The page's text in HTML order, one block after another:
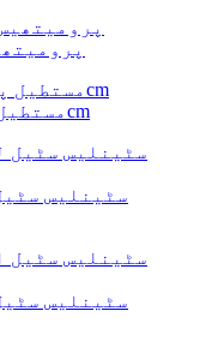
پرومیتھیس
مستطیل پلاسٹک ڈرپ ٹرے 39×22.5cm
سٹینلیس